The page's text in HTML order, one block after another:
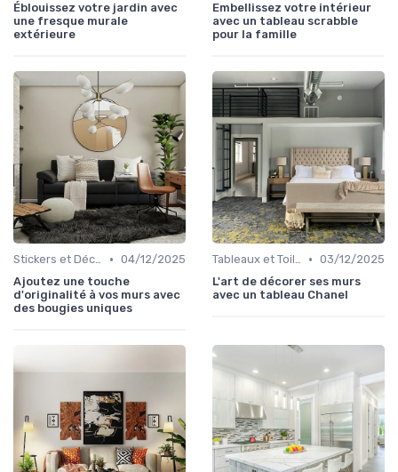
Éblouissez votre jardin avec
une fresque murale
extérieure
Embellissez votre intérieur
avec un tableau scrabble
pour la famille
Stickers et Décalcomanies Muraux • 04/12/2025
Ajoutez une touche
d'originalité à vos murs avec
des bougies uniques
Tableaux et Toiles • 03/12/2025
L'art de décorer ses murs
avec un tableau Chanel